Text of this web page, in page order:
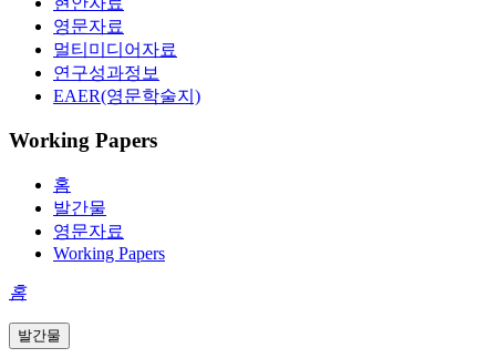
영문자료
멀티미디어자료
연구성과정보
EAER(영문학술지)
Working Papers
홈
발간물
영문자료
Working Papers
홈
발간물